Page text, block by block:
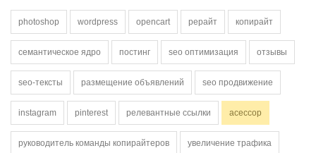
photoshop wordpress opencart рерайт копирайт
семантическое ядро постинг seo оптимизация отзывы
seo-тексты размещение объявлений seo продвижение
instagram pinterest релевантные ссылки асессор
руководитель команды копирайтеров увеличение трафика